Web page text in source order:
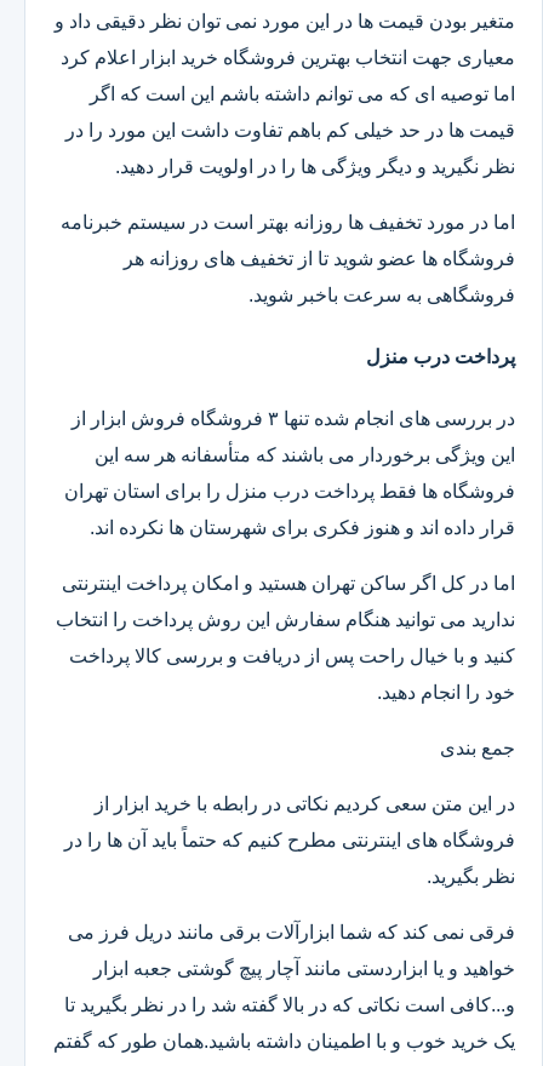
متغیر بودن قیمت ها در این مورد نمی توان نظر دقیقی داد و
معیاری جهت انتخاب بهترین فروشگاه خرید ابزار اعلام کرد
اما توصیه ای که می توانم داشته باشم این است که اگر
قیمت ها در حد خیلی کم باهم تفاوت داشت این مورد را در
نظر نگیرید و دیگر ویژگی ها را در اولویت قرار دهید.
اما در مورد تخفیف ها روزانه بهتر است در سیستم خبرنامه
فروشگاه ها عضو شوید تا از تخفیف های روزانه هر
فروشگاهی به سرعت باخبر شوید.
پرداخت درب منزل
در بررسی های انجام شده تنها ۳ فروشگاه فروش ابزار از
این ویژگی برخوردار می باشند که متأسفانه هر سه این
فروشگاه ها فقط پرداخت درب منزل را برای استان تهران
قرار داده اند و هنوز فکری برای شهرستان ها نکرده اند.
اما در کل اگر ساکن تهران هستید و امکان پرداخت اینترنتی
ندارید می توانید هنگام سفارش این روش پرداخت را انتخاب
کنید و با خیال راحت پس از دریافت و بررسی کالا پرداخت
خود را انجام دهید.
جمع بندی
در این متن سعی کردیم نکاتی در رابطه با خرید ابزار از
فروشگاه های اینترنتی مطرح کنیم که حتماً باید آن ها را در
نظر بگیرید.
فرقی نمی کند که شما ابزارآلات برقی مانند دریل فرز می
خواهید و یا ابزاردستی مانند آچار پیچ گوشتی جعبه ابزار
و...کافی است نکاتی که در بالا گفته شد را در نظر بگیرید تا
یک خرید خوب و با اطمینان داشته باشید.همان طور که گفتم